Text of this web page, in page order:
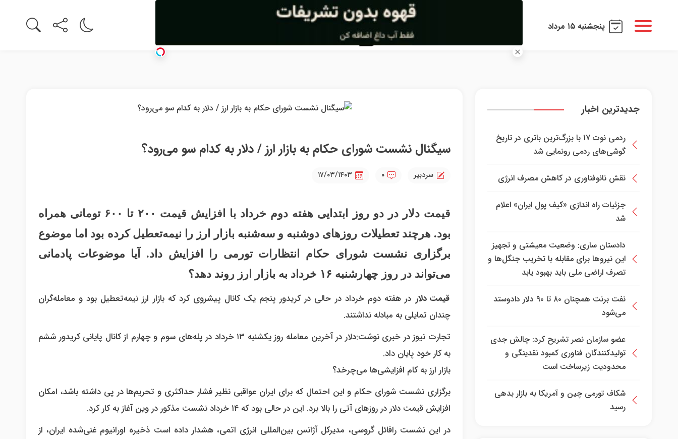
پنجشنبه ۱۵ مرداد
جدیدترین اخبار
ردمی نوت ۱۷ با بزرگ‌ترین باتری در تاریخ
گوشی‌های ردمی رونمایی شد
نقش نانوفناوری در کاهش مصرف انرژی
جزئیات راه اندازی «کیف پول ایران» اعلام
شد
دادستان ساری: وضعیت معیشتی و تجهیز
این نیرو‌ها برای مقابله با تخریب جنگل‌ها و
تصرف اراضی ملی باید بهبود یابد
نفت برنت همچنان ۸۰ تا ۹۰ دلار دادوستد
می‌شود
عضو سازمان نصر تشریح کرد: چالش جدی
تولیدکنندگان فناوری کمبود نقدینگی و
محدودیت زیرساخت است
شکاف تورمی چین و آمریکا به بازار بدهی
رسید
سیگنال نشست شورای حکام به بازار ارز / دلار به کدام سو می‌رود؟
سردبیر ۰ ۱۷/۰۳/۱۴۰۳
قیمت دلار در دو روز ابتدایی هفته دوم خرداد با افزایش قیمت ۲۰۰ تا ۶۰۰ تومانی همراه
بود. هرچند تعطیلات روزهای دوشنبه و سه‌شنبه بازار ارز را نیمه‌تعطیل کرده بود اما موضوع
برگزاری نشست شورای حکام انتظارات تورمی را افزایش داد. آیا موضوعات پادمانی
می‌تواند در روز چهارشنبه ۱۶ خرداد به بازار ارز روند دهد؟
قیمت دلار در هفته دوم خرداد در حالی در کریدور پنجم یک کانال پیشروی کرد که بازار ارز نیمه‌تعطیل بود و معامله‌گران
چندان تمایلی به مبادله نداشتند.
تجارت نیوز در خبری نوشت:دلار در آخرین معامله روز یکشنبه ۱۳ خرداد در پله‌های سوم و چهارم از کانال پایانی کریدور ششم
به کار خود پایان داد.
بازار ارز به کام افزایشی‌ها می‌چرخد؟
برگزاری نشست شورای حکام و این احتمال که برای ایران عواقبی نظیر فشار حداکثری و تحریم‌ها در پی داشته باشد، امکان
افزایش قیمت دلار در روزهای آتی را بالا برد. این در حالی بود که ۱۴ خرداد نشست مذکور در وین آغاز به کار کرد.
در این نشست رافائل گروسی، مدیرکل آژانس بین‌المللی انرژی اتمی، هشدار داده است ذخیره اورانیوم غنی‌شده ایران، از